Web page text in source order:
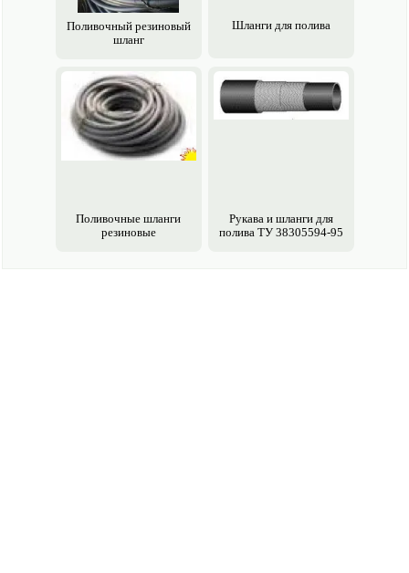
Поливочный резиновый
шланг
Шланги для полива
Поливочные шланги
резиновые
Рукава и шланги для
полива ТУ 38305594-95